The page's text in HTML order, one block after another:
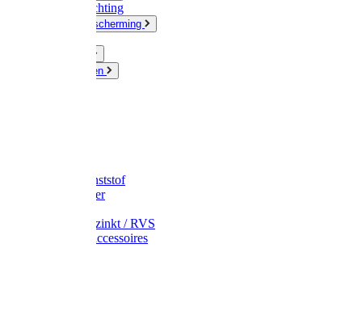
Winkelinrichting
Gelaatsbescherming
Knaagdieren
Emmer kunststof
Schepemmer
Emmer verzinkt / RVS
Regenton accessoires